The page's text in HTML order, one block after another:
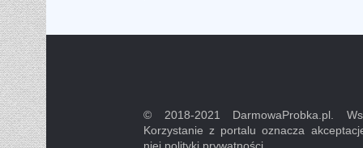
© 2018-2021 DarmowaProbka.pl.
Korzystanie z portalu oznacza
niej polityki prywatności.